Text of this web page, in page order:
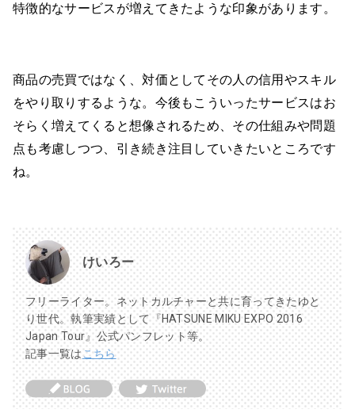
特徴的なサービスが増えてきたような印象があります。
商品の売買ではなく、対価としてその人の信用やスキル
をやり取りするような。今後もこういったサービスはお
そらく増えてくると想像されるため、その仕組みや問題
点も考慮しつつ、引き続き注目していきたいところです
ね。
けいろー
フリーライター。ネットカルチャーと共に育ってきたゆと
り世代。執筆実績として『HATSUNE MIKU EXPO 2016
Japan Tour』公式パンフレット等。
記事一覧はこちら